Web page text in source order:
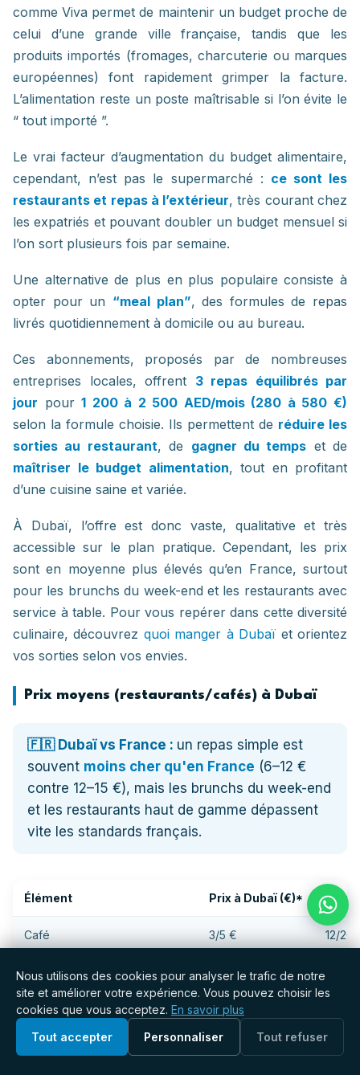
comme Viva permet de maintenir un budget proche de
celui d’une grande ville française, tandis que les
produits importés (fromages, charcuterie ou marques
européennes) font rapidement grimper la facture.
L’alimentation reste un poste maîtrisable si l’on évite le
“ tout importé ”.
Le vrai facteur d’augmentation du budget alimentaire,
cependant, n’est pas le supermarché : ce sont les
restaurants et repas à l’extérieur, très courant chez
les expatriés et pouvant doubler un budget mensuel si
l’on sort plusieurs fois par semaine.
Une alternative de plus en plus populaire consiste à
opter pour un “meal plan”, des formules de repas
livrés quotidiennement à domicile ou au bureau.
Ces abonnements, proposés par de nombreuses
entreprises locales, offrent 3 repas équilibrés par
jour pour1 200 à 2 500 AED/mois (280 à 580 €)
selon la formule choisie. Ils permettent de réduire les
sorties au restaurant, de gagner du temps et de
maîtriser le budget alimentation, tout en profitant
d’une cuisine saine et variée.
À Dubaï, l’offre est donc vaste, qualitative et très
accessible sur le plan pratique. Cependant, les prix
sont en moyenne plus élevés qu’en France, surtout
pour les brunchs du week-end et les restaurants avec
service à table. Pour vous repérer dans cette diversité
culinaire, découvrez quoi manger à Dubaï et orientez
vos sorties selon vos envies.
Prix moyens (restaurants/cafés) à Dubaï
🇫🇷 Dubaï vs France : un repas simple est
souvent moins cher qu'en France (6–12 €
contre 12–15 €), mais les brunchs du week-end
et les restaurants haut de gamme dépassent
vite les standards français.
Élément Prix à Dubaï (€)* Prix à
Café 3/5 € 12/20
Repas simple (petit restaurant) 6/12 €
Restaurant milieu de gamme 12/23 €
Restaurant haut de gamme 35/58 €
Nous utilisons des cookies pour analyser le trafic de notre
site et améliorer votre expérience. Vous pouvez choisir les
cookies que vous acceptez. En savoir plus
Tout accepter
Personnaliser Tout refuser